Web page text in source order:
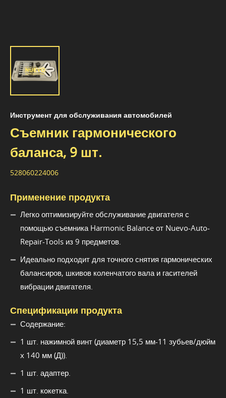
Инструмент для обслуживания автомобилей
Съемник гармонического
баланса, 9 шт.
528060224006
Применение продукта
Легко оптимизируйте обслуживание двигателя с
помощью съемника Harmonic Balance от Nuevo-Auto-
Repair-Tools из 9 предметов.
Идеально подходит для точного снятия гармонических
балансиров, шкивов коленчатого вала и гасителей
вибрации двигателя.
Спецификации продукта
Содержание:
1 шт. нажимной винт (диаметр 15,5 мм-11 зубьев/дюйм
x 140 мм (Д)).
1 шт. адаптер.
1 шт. кокетка.